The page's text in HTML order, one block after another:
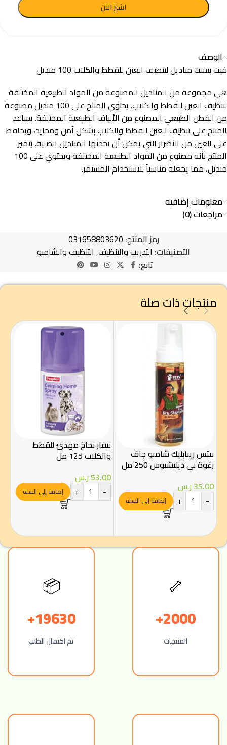
اشترِ الآن
الوصف
فيت بيست مناديل لتنظيف العين للقطط والكلاب 100 منديل
هي مجموعة من المناديل المصنوعة من المواد الطبيعية المختلفة
لتنظيف العين للقطط والكلاب. يحتوي المنتج على 100 منديل مصنوعة
من القطن الطبيعي المصنوع من الألياف الطبيعية المختلفة. يساعد
المنتج على تنظيف العين للقطط والكلاب بشكل آمن ومحايد، ويحافظ
على العين من الأضرار التي يمكن أن تحدثها المناديل الصلبة. يتميز
المنتج بأنه مصنوع من المواد الطبيعية المختلفة ويحتوي على 100
منديل، مما يجعله مناسباً للاستخدام المستمر.
معلومات إضافية
مراجعات (0)
رمز المنتج: 031658803620
التصنيفات: التدريب والتنظيف, التنظيف والشامبو
تابع:
منتجات ذات صلة
بيتس ريبابليك شامبو جاف
رغوة بي ديليشيوس 250 مل
35.00ر.س
-
+ إضافة إلى السلة
بيفار بخاخ مهدئ للقطط
والكلاب 125 مل
53.00ر.س
-
+ إضافة إلى السلة
🦴
2000+
المنتجات
📦
19630+
تم اكتمال الطلب